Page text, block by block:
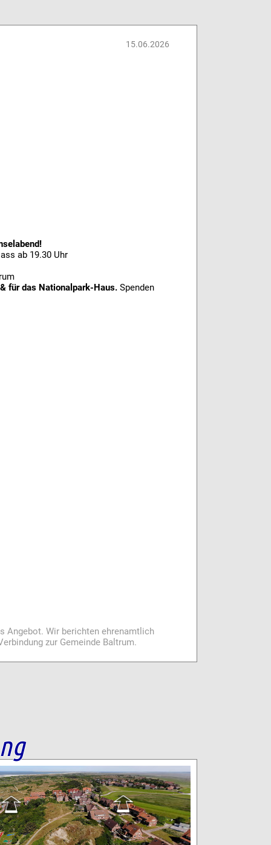
15.06.2026
ab 19.30 Uhr
für das Nationalpark-Haus. Spenden
Angebot. Wir berichten ehrenamtlich
zur Gemeinde Baltrum.